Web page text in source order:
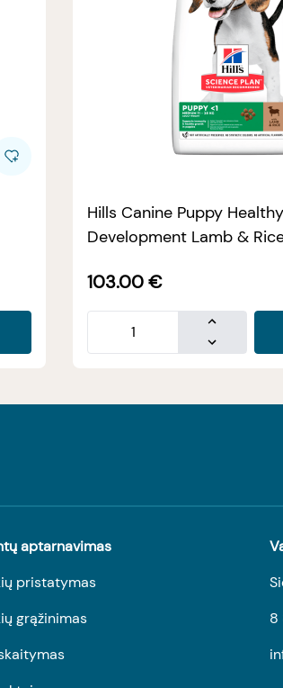
Hills Canine Puppy Healthy
Development Lamb &
103.00 €
aptarnavimas
pristatymas
grąžinimas
8